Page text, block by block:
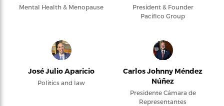
Mental Health & Menopause
President & Founder
Pacifico Group
José Julio Aparicio
Politics and law
Carlos Johnny Méndez
Núñez
Presidente Cámara de
Representantes